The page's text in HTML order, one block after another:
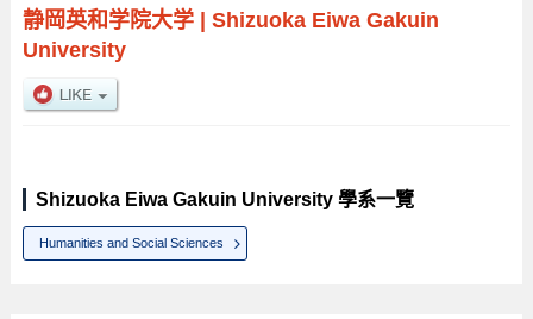
静岡英和学院大学| Shizuoka Eiwa Gakuin
University
Shizuoka Eiwa Gakuin University 學系一覽
Humanities and Social Sciences